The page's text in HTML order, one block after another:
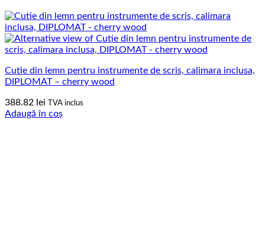
Cutie din lemn pentru instrumente de scris, calimara inclusa,
DIPLOMAT – cherry wood
388.82 lei TVA inclus
Adaugă în coș